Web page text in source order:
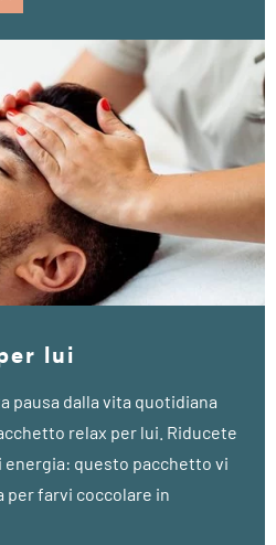
lui
pausa dalla vita quotidiana
relax per lui. Riducete
questo pacchetto vi
per farvi coccolare in